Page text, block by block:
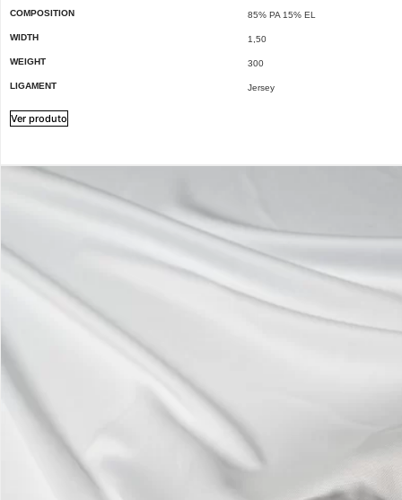
COMPOSITION
85% PA 15% EL
WIDTH 1,50
WEIGHT 300
LIGAMENT Jersey
Ver produto